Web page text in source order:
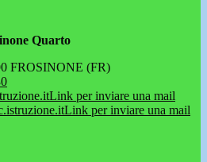
Quarto
FROSINONE (FR)
Link per inviare una mail
Link per inviare una mail